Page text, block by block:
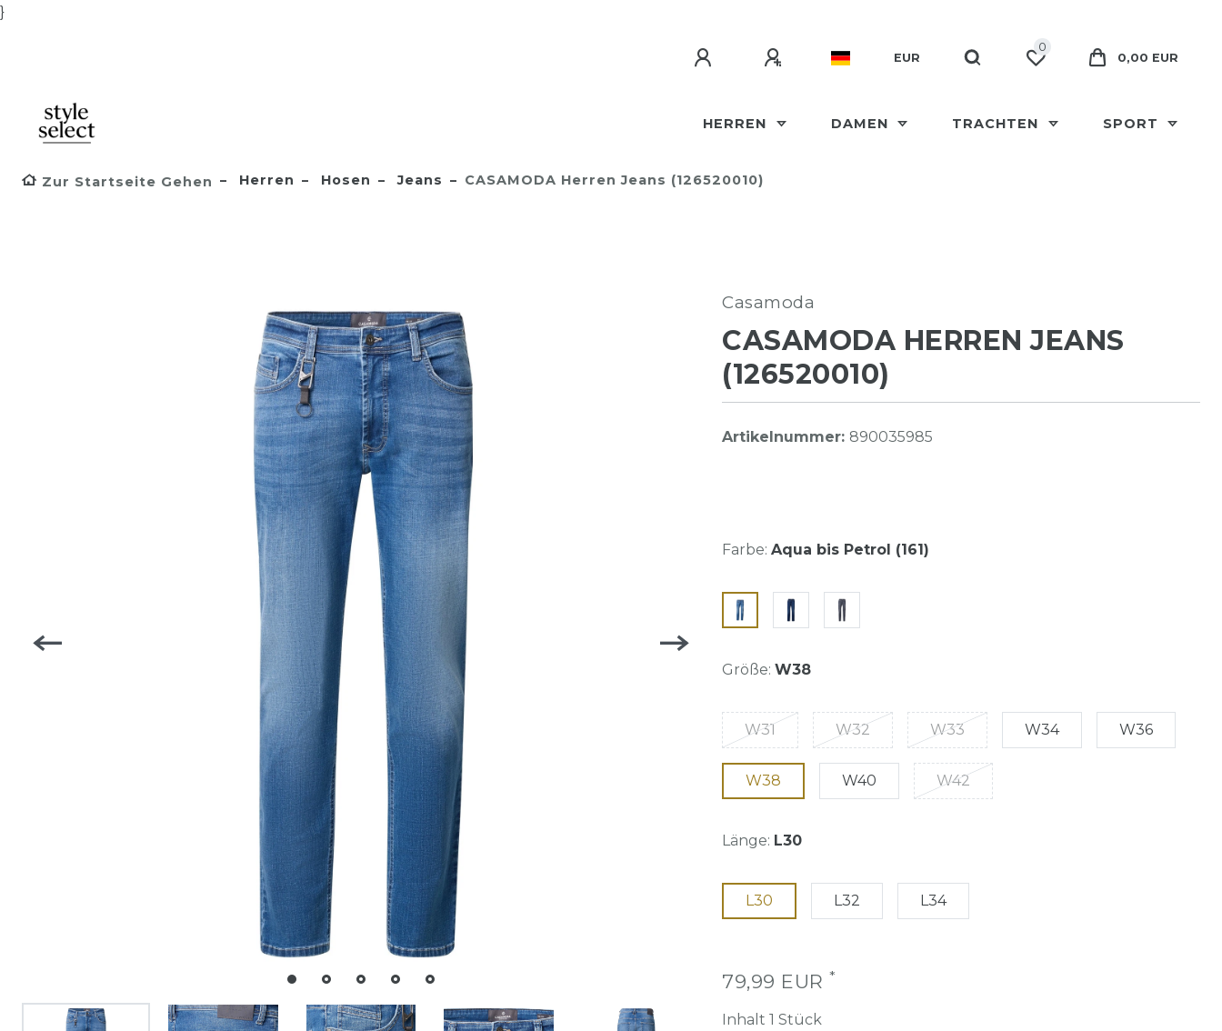
}
EUR
0
0,00 EUR
HERREN DAMEN TRACHTEN SPORT
Zur Startseite Gehen Herren Hosen Jeans CASAMODA Herren Jeans (126520010)
Casamoda
CASAMODA HERREN JEANS
(126520010)
Artikelnummer: 890035985
Farbe: Aqua bis Petrol (161)
Größe: W38
W31 W32 W33 W34 W36
W38 W40 W42
Länge: L30
L30 L32 L34
79,99 EUR *
Inhalt 1 Stück